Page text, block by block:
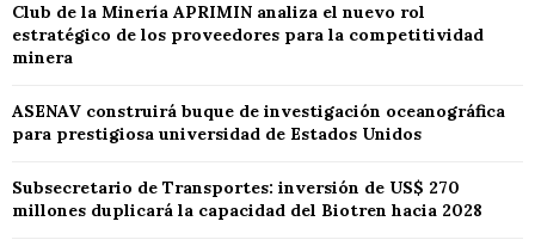
Club de la Minería APRIMIN analiza el nuevo rol
estratégico de los proveedores para la competitividad
minera
ASENAV construirá buque de investigación oceanográfica
para prestigiosa universidad de Estados Unidos
Subsecretario de Transportes: inversión de US$ 270
millones duplicará la capacidad del Biotren hacia 2028